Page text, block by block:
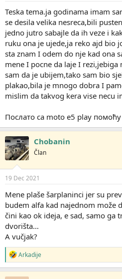
:
Teska tema.ja godinama imam
se desila velika nesreca,bili
jedno jutro sabajle da ih veze i
ruku ona je ujede,ja reko ajd bio
sta znam I odem do nje kad ona
mene I pocne da laje I
sam da je ubijem,tako sam bio
plakao,bila je mnogo dobra I
mislim da takvog kera vise necu
Послато са moto e5 play помоћу
Chobanin
Član
19 Dec 2021
Mene plaše šarplaninci jer su
budem alfa kad najednom može
čini kao ok ideja, e sad, samo ga
dvorišta…
A vučjak?
R
e
a
Arkadije